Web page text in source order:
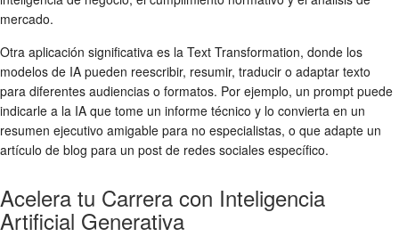
mercado.
Otra aplicación significativa es la Text Transformation, donde los
modelos de IA pueden reescribir, resumir, traducir o adaptar texto
para diferentes audiencias o formatos. Por ejemplo, un prompt puede
indicarle a la IA que tome un informe técnico y lo convierta en un
resumen ejecutivo amigable para no especialistas, o que adapte un
artículo de blog para un post de redes sociales específico.
Acelera tu Carrera con Inteligencia
Artificial Generativa